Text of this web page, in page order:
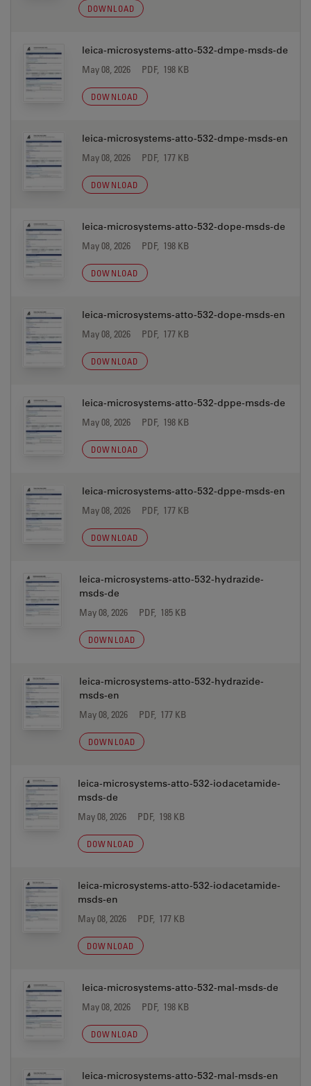
DOWNLOAD
leica-microsystems-atto-532-dmpe-msds-de
May 08, 2026 PDF, 198 KB
DOWNLOAD
leica-microsystems-atto-532-dmpe-msds-en
May 08, 2026 PDF, 177 KB
DOWNLOAD
leica-microsystems-atto-532-dope-msds-de
May 08, 2026 PDF, 198 KB
DOWNLOAD
leica-microsystems-atto-532-dope-msds-en
May 08, 2026 PDF, 177 KB
DOWNLOAD
leica-microsystems-atto-532-dppe-msds-de
May 08, 2026 PDF, 198 KB
DOWNLOAD
leica-microsystems-atto-532-dppe-msds-en
May 08, 2026 PDF, 177 KB
DOWNLOAD
leica-microsystems-atto-532-hydrazide-
msds-de
May 08, 2026 PDF, 185 KB
DOWNLOAD
leica-microsystems-atto-532-hydrazide-
msds-en
May 08, 2026 PDF, 177 KB
DOWNLOAD
leica-microsystems-atto-532-iodacetamide-
msds-de
May 08, 2026 PDF, 198 KB
DOWNLOAD
leica-microsystems-atto-532-iodacetamide-
msds-en
May 08, 2026 PDF, 177 KB
DOWNLOAD
leica-microsystems-atto-532-mal-msds-de
May 08, 2026 PDF, 198 KB
DOWNLOAD
leica-microsystems-atto-532-mal-msds-en